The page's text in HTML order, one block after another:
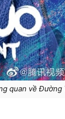
quan về Đường